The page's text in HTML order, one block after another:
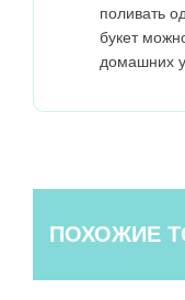
поливать
букет
домашних
ПОХОЖИЕ